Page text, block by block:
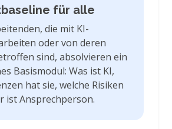
für alle
die mit KI-
oder von deren
sind, absolvieren ein
Basismodul: Was ist KI,
hat sie, welche Risiken
ist Ansprechperson.